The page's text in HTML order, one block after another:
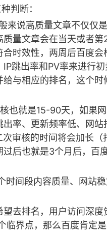
判断：
来说高质量文章不仅仅
量文章会在当天或者
时效性，两周后百度会
跳出率和PV率来进行
与相应的排名，这个时
也就是15-90天，如果
率、更新频率低、网站
审核的时间将会加长（
后也就是3个月后，百
间段内容质量、网站
去排名，用户访问深度
临界点，那么百度肯定